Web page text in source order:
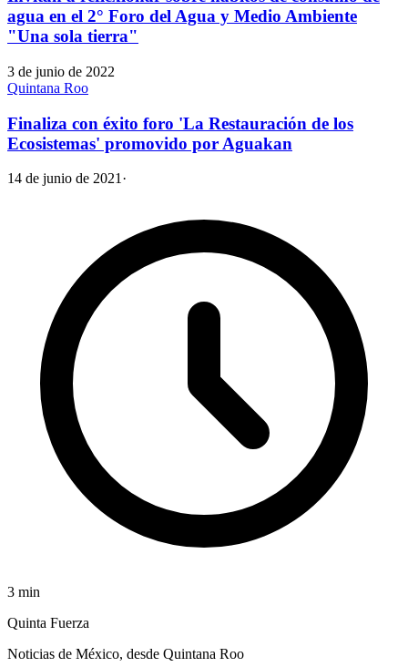
agua en el 2° Foro del Agua y Medio Ambiente
"Una sola tierra"
3 de junio de 2022
Quintana Roo
Finaliza con éxito foro 'La Restauración de los
Ecosistemas' promovido por Aguakan
14 de junio de 2021·
3 min
Quinta Fuerza
Noticias de México, desde Quintana Roo